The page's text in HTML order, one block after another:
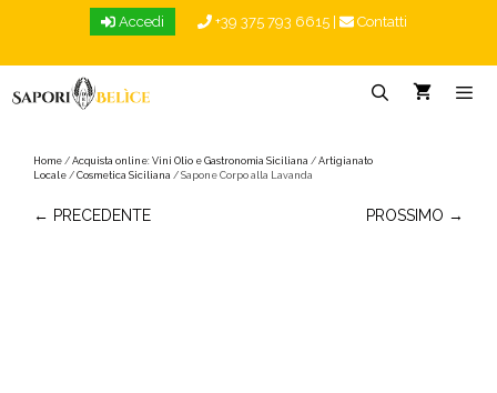
Accedi +39 375 793 6615 Contatti
Home / Acquista online: Vini Olio e Gastronomia Siciliana / Artigianato
Locale / Cosmetica Siciliana / Sapone Corpo alla Lavanda
← PRECEDENTE PROSSIMO →